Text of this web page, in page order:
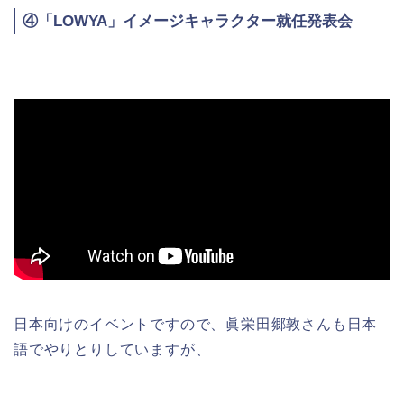
④「LOWYA」イメージキャラクター就任発表会
日本向けのイベントですので、眞栄田郷敦さんも日本
語でやりとりしていますが、